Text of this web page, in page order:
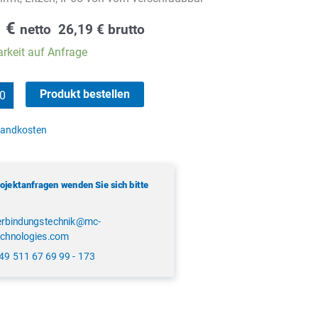
€ netto 26,19 € brutto
auf Anfrage
Produkt bestellen
wenden Sie sich bitte
511 67 69 99 - 173